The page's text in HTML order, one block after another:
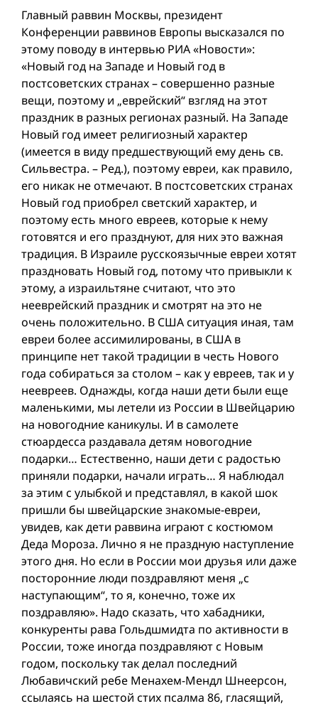
Главный раввин Москвы, президент
Конференции раввинов Европы высказался по
этому поводу в интервью РИА «Новости»:
«Новый год на Западе и Новый год в
постсоветских странах – совершенно разные
вещи, поэтому и „еврейский“ взгляд на этот
праздник в разных регионах разный. На Западе
Новый год имеет религиозный характер
(имеется в виду предшествующий ему день св.
Сильвестра. – Ред.), поэтому евреи, как правило,
его никак не отмечают. В постсоветских странах
Новый год приобрел светский характер, и
поэтому есть много евреев, которые к нему
готовятся и его празднуют, для них это важная
традиция. В Израиле русскоязычные евреи хотят
праздновать Новый год, потому что привыкли к
этому, а израильтяне считают, что это
нееврейский праздник и смотрят на это не
очень положительно. В США ситуация иная, там
евреи более ассимилированы, в США в
принципе нет такой традиции в честь Нового
года собираться за столом – как у евреев, так и у
неевреев. Однажды, когда наши дети были еще
маленькими, мы летели из России в Швейцарию
на новогодние каникулы. И в самолете
стюардесса раздавала детям новогодние
подарки… Естественно, наши дети с радостью
приняли подарки, начали играть… Я наблюдал
за этим с улыбкой и представлял, в какой шок
пришли бы швейцарские знакомые-евреи,
увидев, как дети раввина играют с костюмом
Деда Мороза. Лично я не праздную наступление
этого дня. Но если в России мои друзья или даже
посторонние люди поздравляют меня „с
наступающим“, то я, конечно, тоже их
поздравляю». Надо сказать, что хабадники,
конкуренты рава Гольд­шмидта по активности в
России, тоже иногда поздравляют с Новым
годом, поскольку так делал последний
Любавичский ребе Менахем-Мендл Шнеерсон,
ссылаясь на шестой стих псалма 86, гласящий,